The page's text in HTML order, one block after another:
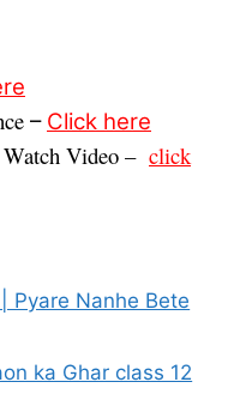
– Click here
Video – click
| Pyare Nanhe Bete
ka Ghar class 12